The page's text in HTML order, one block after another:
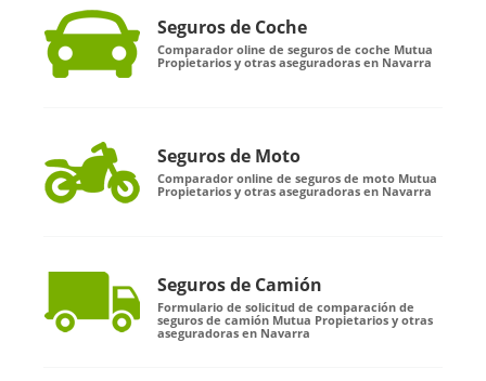
Seguros de Coche
Comparador oline de seguros de coche Mutua
Propietarios y otras aseguradoras en Navarra
Seguros de Moto
Comparador online de seguros de moto Mutua
Propietarios y otras aseguradoras en Navarra
Seguros de Camión
Formulario de solicitud de comparación de
seguros de camión Mutua Propietarios y otras
aseguradoras en Navarra